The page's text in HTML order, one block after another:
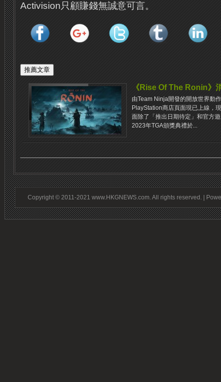
Activision只顧賺錢無誠意可言。
《Rise Of The Ronin》
由Team Ninja開發的開放世界動
PlayStation商店頁面現已上線，
面除了「推出日期待定」和官方
2023年TGA頒獎典禮於...
Copyright © 2011-2021 www.HKGNEWS.com. All rights reserved. |